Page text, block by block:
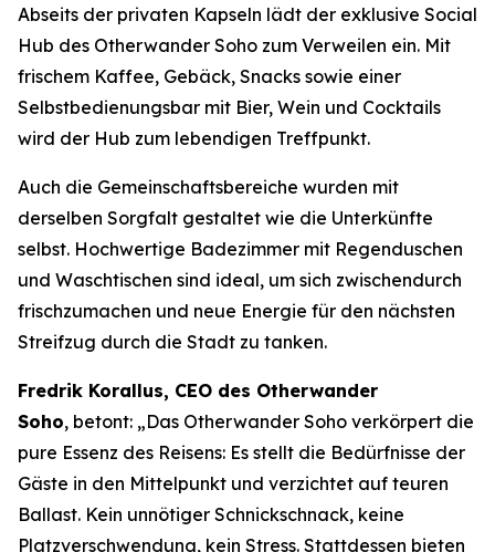
Abseits der privaten Kapseln lädt der exklusive Social
Hub des Otherwander Soho zum Verweilen ein. Mit
frischem Kaffee, Gebäck, Snacks sowie einer
Selbstbedienungsbar mit Bier, Wein und Cocktails
wird der Hub zum lebendigen Treffpunkt.
Auch die Gemeinschaftsbereiche wurden mit
derselben Sorgfalt gestaltet wie die Unterkünfte
selbst. Hochwertige Badezimmer mit Regenduschen
und Waschtischen sind ideal, um sich zwischendurch
frischzumachen und neue Energie für den nächsten
Streifzug durch die Stadt zu tanken.
Fredrik Korallus, CEO des Otherwander
Soho, betont: „Das Otherwander Soho verkörpert die
pure Essenz des Reisens: Es stellt die Bedürfnisse der
Gäste in den Mittelpunkt und verzichtet auf teuren
Ballast. Kein unnötiger Schnickschnack, keine
Platzverschwendung, kein Stress. Stattdessen bieten